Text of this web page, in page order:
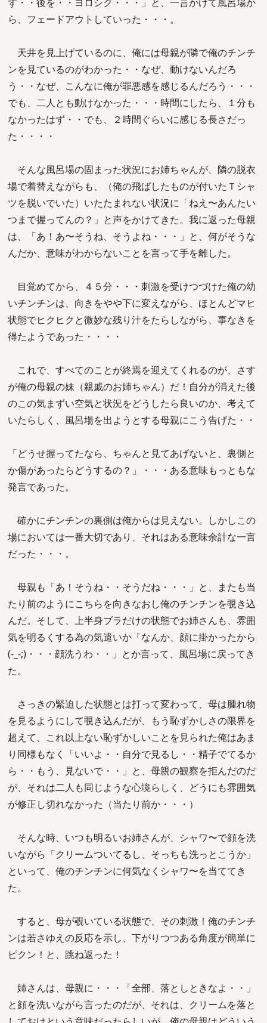
ら、フェードアウトしていった・・・。
天井を見上げているのに、俺には母親が隣で俺のチンチ
ンを見ているのがわかった・・なぜ、動けないんだろ
う・・なぜ、こんなに俺が罪悪感を感じるんだろう・・・
でも、二人とも動けなかった・・・時間にしたら、１分も
なかったはず・・でも、２時間ぐらいに感じる長さだっ
た・・・・
そんな風呂場の固まった状況にお姉ちゃんが、隣の脱衣
場で着替えながらも、（俺の飛ばしたものが付いたＴシャ
ツを脱いでいた）いたたまれない状況に「ねえ〜あんたい
つまで握ってんの？」と声をかけてきた。我に返った母親
は、「あ！あ〜そうね、そうよね・・・」と、何がそうな
んだか、意味がわからないことを言って手を離した。
目覚めてから、４５分・・・刺激を受けつづけた俺の幼
いチンチンは、向きをやや下に変えながら、ほとんどマヒ
状態でヒクヒクと微妙な残り汁をたらしながら、事なきを
得たようであった・・・・
これで、すべてのことが終焉を迎えてくれるのが、さす
が俺の母親の妹（親戚のお姉ちゃん）だ！自分が消えた後
のこの気まずい空気と状況をどうしたら良いのか、考えて
いたらしく、風呂場を出ようとする母親にこう告げた・・
「どうせ握ってたなら、ちゃんと見てあげないと、裏側と
か傷があったらどうするの？」・・・ある意味もっともな
発言であった。
確かにチンチンの裏側は俺からは見えない。しかしこの
場においては一番大切であり、それはある意味余計な一言
だった・・・。
母親も「あ！そうね・・そうだね・・・」と、またも当
たり前のようにこちらを向きなおし俺のチンチンを覗き込
んだ。そして、上半身ブラだけの状態でお姉さんも、雰囲
気を明るくする為の気遣いか「なんか、顔に掛かったから
(-_-;)・・・顔洗うわ・・」とか言って、風呂場に戻ってき
た。
さっきの緊迫した状態とは打って変わって、母は腫れ物
を見るようにして覗き込んだが、もう恥ずかしさの限界を
超えて、これ以上ない恥ずかしいことを見られた俺はあま
り同様もなく「いいよ・・自分で見るし・・精子でてるか
ら・・もう、見ないで・・」と、母親の観察を拒んだのだ
が、それは二人も同じような心境らしく、どうにも雰囲気
が修正し切れなかった（当たり前か・・・）
そんな時、いつも明るいお姉さんが、シャワ〜で顔を洗
いながら「クリームついてるし、そっちも洗っとこうか」
といって、俺のチンチンに何気なくシャワ〜を当ててき
た。
すると、母が覗いている状態で、その刺激！俺のチンチ
ンは若さゆえの反応を示し、下がりつつある角度が簡単に
ピクン！と、跳ね返った！
姉さんは、母親に・・・「全部、落としときなよ・・」
と顔を洗いながら言ったのだが、それは、クリームを落と